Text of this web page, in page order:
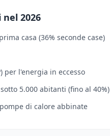
2026
casa (36% seconde case)
per l'energia in eccesso
5.000 abitanti (fino al 40%)
di calore abbinate